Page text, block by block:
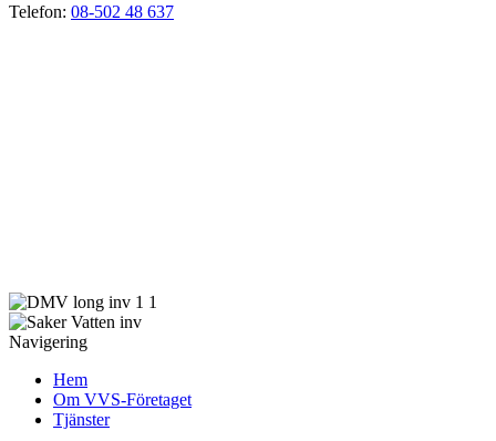
Telefon: 08-502 48 637
Navigering
Hem
Om VVS-Företaget
Tjänster